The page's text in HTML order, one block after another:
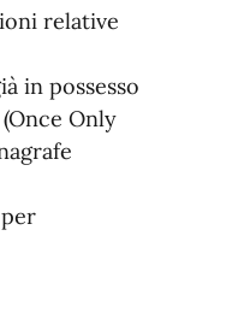
relative
in possesso
Only